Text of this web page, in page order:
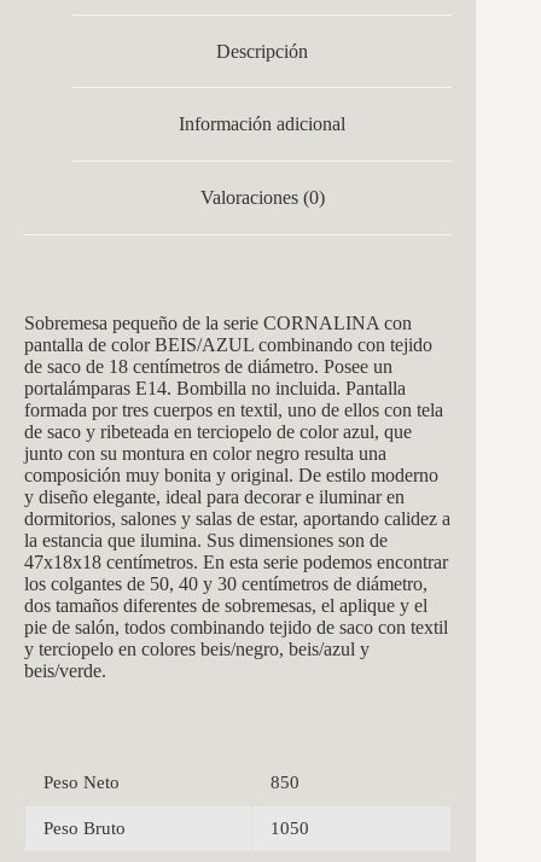
Descripción
Información adicional
Valoraciones (0)
Sobremesa pequeño de la serie CORNALINA con
pantalla de color BEIS/AZUL combinando con tejido
de saco de 18 centímetros de diámetro. Posee un
portalámparas E14. Bombilla no incluida. Pantalla
formada por tres cuerpos en textil, uno de ellos con tela
de saco y ribeteada en terciopelo de color azul, que
junto con su montura en color negro resulta una
composición muy bonita y original. De estilo moderno
y diseño elegante, ideal para decorar e iluminar en
dormitorios, salones y salas de estar, aportando calidez a
la estancia que ilumina. Sus dimensiones son de
47x18x18 centímetros. En esta serie podemos encontrar
los colgantes de 50, 40 y 30 centímetros de diámetro,
dos tamaños diferentes de sobremesas, el aplique y el
pie de salón, todos combinando tejido de saco con textil
y terciopelo en colores beis/negro, beis/azul y
beis/verde.
Peso Neto 850
Peso Bruto 1050